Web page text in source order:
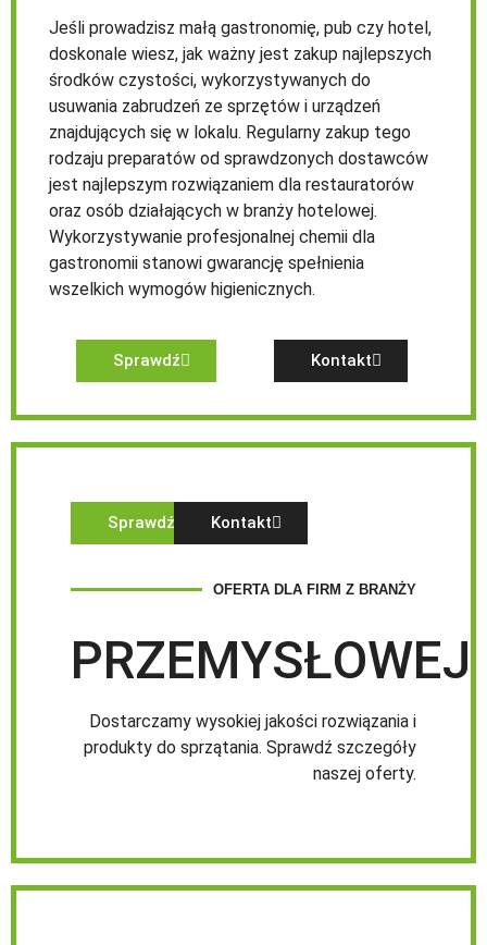
Jeśli prowadzisz małą gastronomię, pub czy hotel,
doskonale wiesz, jak ważny jest zakup najlepszych
środków czystości, wykorzystywanych do
usuwania zabrudzeń ze sprzętów i urządzeń
znajdujących się w lokalu. Regularny zakup tego
rodzaju preparatów od sprawdzonych dostawców
jest najlepszym rozwiązaniem dla restauratorów
oraz osób działających w branży hotelowej.
Wykorzystywanie profesjonalnej chemii dla
gastronomii stanowi gwarancję spełnienia
wszelkich wymogów higienicznych.
Sprawdź Kontakt
Sprawdź Kontakt
OFERTA DLA FIRM Z BRANŻY
PRZEMYSŁOWEJ
Dostarczamy wysokiej jakości rozwiązania i
produkty do sprzątania. Sprawdź szczegóły
naszej oferty.